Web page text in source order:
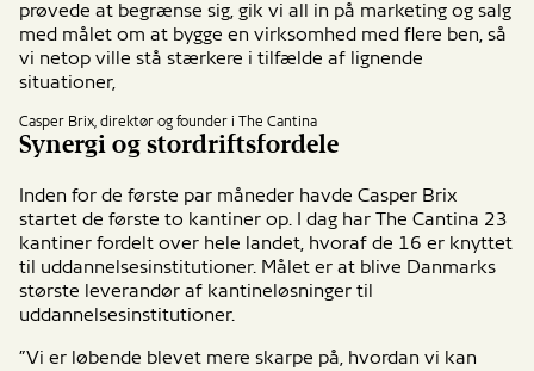
prøvede at begrænse sig, gik vi all in på marketing og salg
med målet om at bygge en virksomhed med flere ben, så
vi netop ville stå stærkere i tilfælde af lignende
situationer,
Casper Brix, direktør og founder i The Cantina
Synergi og stordriftsfordele
Inden for de første par måneder havde Casper Brix
startet de første to kantiner op. I dag har The Cantina 23
kantiner fordelt over hele landet, hvoraf de 16 er knyttet
til uddannelsesinstitutioner. Målet er at blive Danmarks
største leverandør af kantineløsninger til
uddannelsesinstitutioner.
”Vi er løbende blevet mere skarpe på, hvordan vi kan